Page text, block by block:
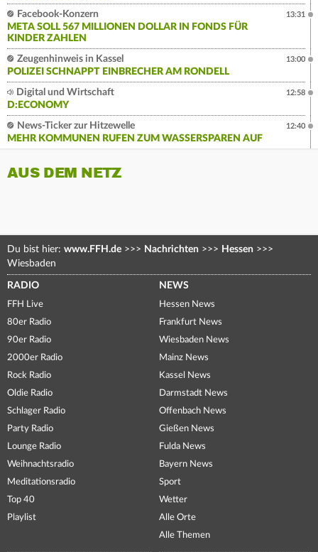
Facebook-Konzern
META SOLL 567 MILLIONEN DOLLAR IN FONDS FÜR
KINDER ZAHLEN
13:31
Zeugenhinweis in Kassel
POLIZEI SCHNAPPT EINBRECHER AM RONDELL
13:00
Digital und Wirtschaft
D:ECONOMY
12:58
News-Ticker zur Hitzewelle
MEHR KOMMUNEN RUFEN ZUM WASSERSPAREN AUF
12:40
AUS DEM NETZ
Du bist hier: www.FFH.de >>> Nachrichten >>> Hessen >>>
Wiesbaden
RADIO
FFH Live
80er Radio
90er Radio
2000er Radio
Rock Radio
Oldie Radio
Schlager Radio
Party Radio
Lounge Radio
Weihnachtsradio
Meditationsradio
Top 40
Playlist
NEWS
Hessen News
Frankfurt News
Wiesbaden News
Mainz News
Kassel News
Darmstadt News
Offenbach News
Gießen News
Fulda News
Bayern News
Sport
Wetter
Alle Orte
Alle Themen